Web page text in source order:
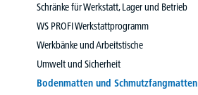
Schränke für Werkstatt, Lager und Betrieb
WS PROFI Werkstattprogramm
Werkbänke und Arbeitstische
Umwelt und Sicherheit
Bodenmatten und Schmutzfangmatten